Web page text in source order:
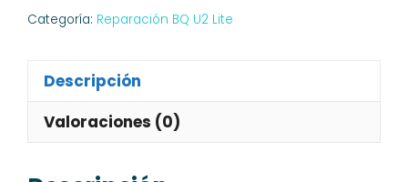
U2
Categoría: Reparación BQ U2 Lite
Descripción
Valoraciones (0)